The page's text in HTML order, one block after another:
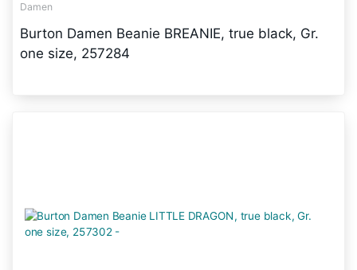
Damen
Burton Damen Beanie BREANIE, true black, Gr.
one size, 257284